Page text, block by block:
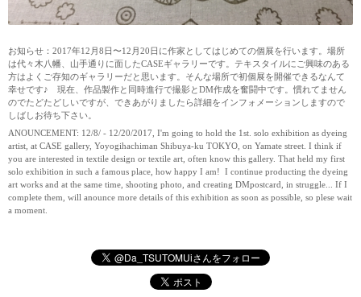
お知らせ：2017年12月8日〜12月20日に作家としてはじめての個展を行います。場所
は代々木八幡、山手通りに面したCASEギャラリーです。テキスタイルにご興味のある
方はよくご存知のギャラリーだと思います。そんな場所で初個展を開催できるなんて
幸せです♪ 現在、作品製作と同時進行で撮影とDM作成を奮闘中です。慣れてません
のでたどたどしいですが、できあがりましたら詳細をインフォメーションしますので
しばしお待ち下さい。
ANOUNCEMENT: 12/8/ - 12/20/2017, I'm going to hold the 1st. solo exhibition as dyeing
artist, at CASE gallery, Yoyogihachiman Shibuya-ku TOKYO, on Yamate street. I think if
you are interested in textile design or textile art, often know this gallery. That held my first
solo exhibition in such a famous place, how happy I am! I continue producting the dyeing
art works and at the same time, shooting photo, and creating DMpostcard, in struggle... If I
complete them, will anounce more details of this exhibition as soon as possible, so plese wait
a moment.